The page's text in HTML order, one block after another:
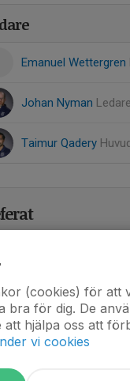
Emanuel Wettergren
Johan Nyman
Taimur Qadery
(cookies) för att
bra för dig. De
hjälpa oss att
vi cookies